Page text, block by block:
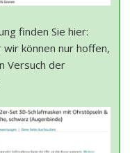
finden Sie hier:
wir können nur hoffen,
Versuch der